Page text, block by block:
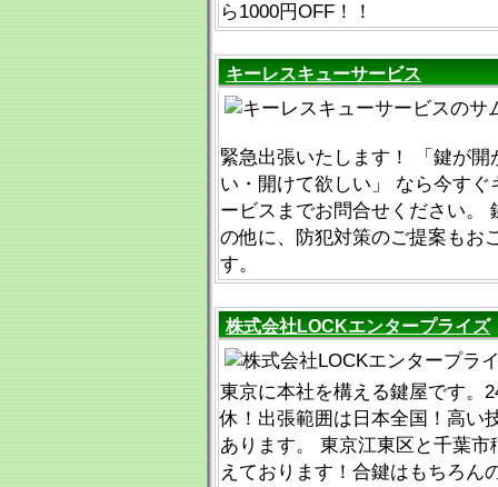
ら1000円OFF！！
キーレスキューサービス
緊急出張いたします！ 「鍵が開
い・開けて欲しい」 なら今すぐ
ービスまでお問合せください。
の他に、防犯対策のご提案もお
す。
株式会社LOCKエンタープライズ
東京に本社を構える鍵屋です。
休！出張範囲は日本全国！高い
あります。 東京江東区と千葉市
えております！合鍵はもちろん